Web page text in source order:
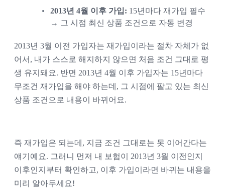
2013년 4월 이후 가입: 15년마다 재가입 필수
→ 그 시점 최신 상품 조건으로 자동 변경
2013년 3월 이전 가입자는 재가입이라는 절차 자체가 없
어서, 내가 스스로 해지하지 않으면 처음 조건 그대로 평
생 유지돼요. 반면 2013년 4월 이후 가입자는 15년마다
무조건 재가입을 해야 하는데, 그 시점에 팔고 있는 최신
상품 조건으로 내용이 바뀌어요.
즉 재가입은 되는데, 지금 조건 그대로는 못 이어간다는
얘기예요. 그러니 먼저 내 보험이 2013년 3월 이전인지
이후인지부터 확인하고, 이후 가입이라면 바뀌는 내용을
미리 알아두세요!